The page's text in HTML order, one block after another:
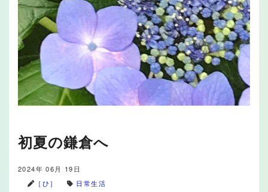
初夏の鎌倉へ
2024年 06月 19日
［ひ］
日常生活